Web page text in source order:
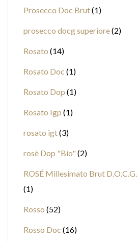
Prosecco Doc Brut 1
prosecco docg superiore 2
Rosato 14
Rosato Doc 1
Rosato Dop 1
Rosato Igp 1
rosato igt 3
rosè Dop "Bio" 2
ROSÉ Millesimato Brut
1
Rosso 52
Rosso Doc 16